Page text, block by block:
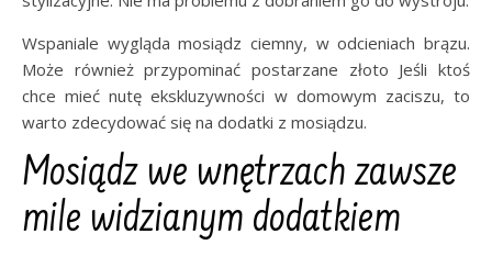
Wspaniale wygląda mosiądz ciemny, w odcieniach brązu.
Może również przypominać postarzane złoto Jeśli ktoś
chce mieć nutę ekskluzywności w domowym zaciszu, to
warto zdecydować się na dodatki z mosiądzu.
Mosiądz we wnętrzach zawsze
mile widzianym dodatkiem